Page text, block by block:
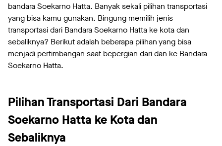
bandara Soekarno Hatta. Banyak sekali pilihan transportasi
yang bisa kamu gunakan. Bingung memilih jenis
transportasi dari Bandara Soekarno Hatta ke kota dan
sebaliknya? Berikut adalah beberapa pilihan yang bisa
menjadi pertimbangan saat bepergian dari dan ke Bandara
Soekarno Hatta.
Pilihan Transportasi Dari Bandara
Soekarno Hatta ke Kota dan
Sebaliknya